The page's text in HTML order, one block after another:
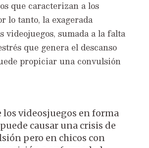
que caracterizan a los
lo tanto, la exagerada
videojuegos, sumada a la falta
que genera el descanso
propiciar una convulsión
los videosjuegos en forma
causar una crisis de
pero en chicos con